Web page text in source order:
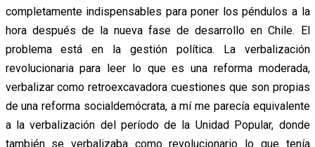
completamente indispensables para poner los péndulos a la
hora después de la nueva fase de desarrollo en Chile. El
problema está en la gestión política. La verbalización
revolucionaria para leer lo que es una reforma moderada,
verbalizar como retroexcavadora cuestiones que son propias
de una reforma socialdemócrata, a mí me parecía equivalente
a la verbalización del período de la Unidad Popular, donde
también se verbalizaba como revolucionario lo que tenía